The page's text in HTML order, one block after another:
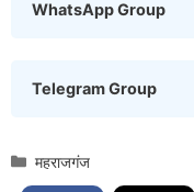
WhatsApp Group
Telegram Group
Categories
महराजगंज